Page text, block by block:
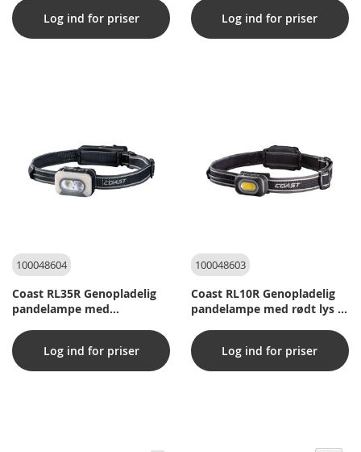
Log ind for priser
Log ind for priser
100048604
Coast RL35R Genopladelig
pandelampe med
Log ind for priser
100048603
Coast RL10R Genopladelig
pandelampe med rødt lys -
Log ind for priser